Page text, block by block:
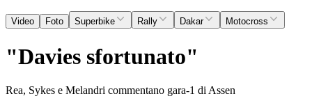
Video Foto Superbike Rally Dakar Motocross
"Davies sfortunato"
Rea, Sykes e Melandri commentano gara-1 di Assen